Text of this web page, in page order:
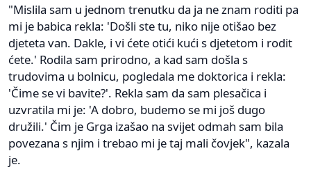
"Mislila sam u jednom trenutku da ja ne znam roditi pa
mi je babica rekla: 'Došli ste tu, niko nije otišao bez
djeteta van. Dakle, i vi ćete otići kući s djetetom i rodit
ćete.' Rodila sam prirodno, a kad sam došla s
trudovima u bolnicu, pogledala me doktorica i rekla:
'Čime se vi bavite?'. Rekla sam da sam plesačica i
uzvratila mi je: 'A dobro, budemo se mi još dugo
družili.' Čim je Grga izašao na svijet odmah sam bila
povezana s njim i trebao mi je taj mali čovjek", kazala
je.